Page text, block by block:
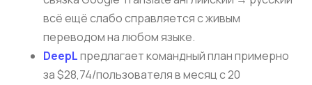
всё ещё слабо справляется с живым
переводом на любом языке.
DeepLпредлагает командный план примерно
за $28,74/пользователя в месяц с 20